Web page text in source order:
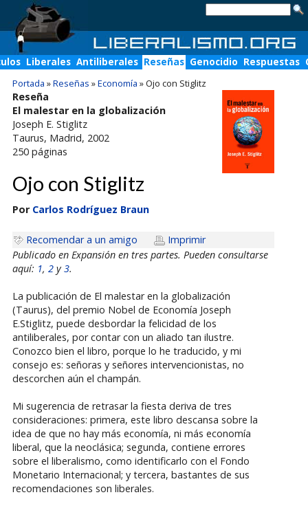
Liberales Antiliberales Reseñas Genocidio Respuestas
Portada »Reseñas »Economía »Ojo con Stiglitz
Reseña
El malestar en la globalización
Joseph E. Stiglitz
Taurus, Madrid, 2002
250páginas
Ojo con Stiglitz
Por Carlos Rodríguez Braun
Recomendar a un amigo
Imprimir
Publicado en Expansión en tres partes. Pueden consultarse
aquí: 1, 2y 3.
La publicación de El malestar en la globalización
(Taurus), del premio Nobel de Economía Joseph
E.Stiglitz, puede desbordar la felicidad de los
antiliberales, por contar con un aliado tan ilustre.
Conozco bien el libro, porque lo he traducido, y mi
consejo es: señoras y señores intervencionistas, no
descorchen aún el champán.
Mi sugerencia de retrasar la fiesta deriva de tres
consideraciones: primera, este libro descansa sobre la
idea de que no hay más economía, ni más economía
liberal, que la neoclásica; segunda, contiene errores
sobre el liberalismo, como identificarlo con el Fondo
Monetario Internacional; y tercera, bastantes de sus
recomendaciones son liberales.